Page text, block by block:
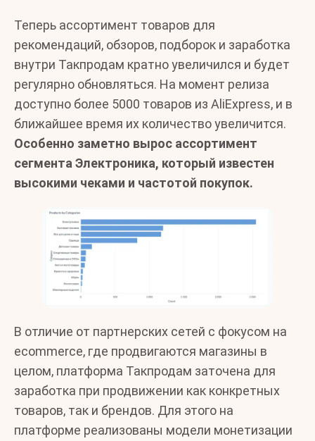
Теперь ассортимент товаров для
рекомендаций, обзоров, подборок и заработка
внутри Такпродам кратно увеличился и будет
регулярно обновляться. На момент релиза
доступно более 5000 товаров из AliExpress, и в
ближайшее время их количество увеличится.
Особенно заметно вырос ассортимент
сегмента Электроника, который известен
высокими чеками и частотой покупок.
В отличие от партнерских сетей с фокусом на
ecommerce, где продвигаются магазины в
целом, платформа Такпродам заточена для
заработка при продвижении как конкретных
товаров, так и брендов. Для этого на
платформе реализованы модели монетизации